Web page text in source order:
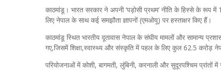
काठमांडू। भारत सरकार ने अपनी ‘पड़ोसी प्रथम’ नीति के हिस्से के रूप
लिए नेपाल के साथ कई समझौता ज्ञापनों (एमओयू) पर हस्ताक्षर किए हैं।
काठमांडू स्थित भारतीय दूतावास नेपाल के संघीय मामलों और सामान्य
गए,जिसमें शिक्षा,स्वास्थ्य और संस्कृति में पहल के लिए कुल 62.5 करोड़
परियोजनाओं में कोशी, बागमती, लुंबिनी, करनाली और सुदूरपश्चिम